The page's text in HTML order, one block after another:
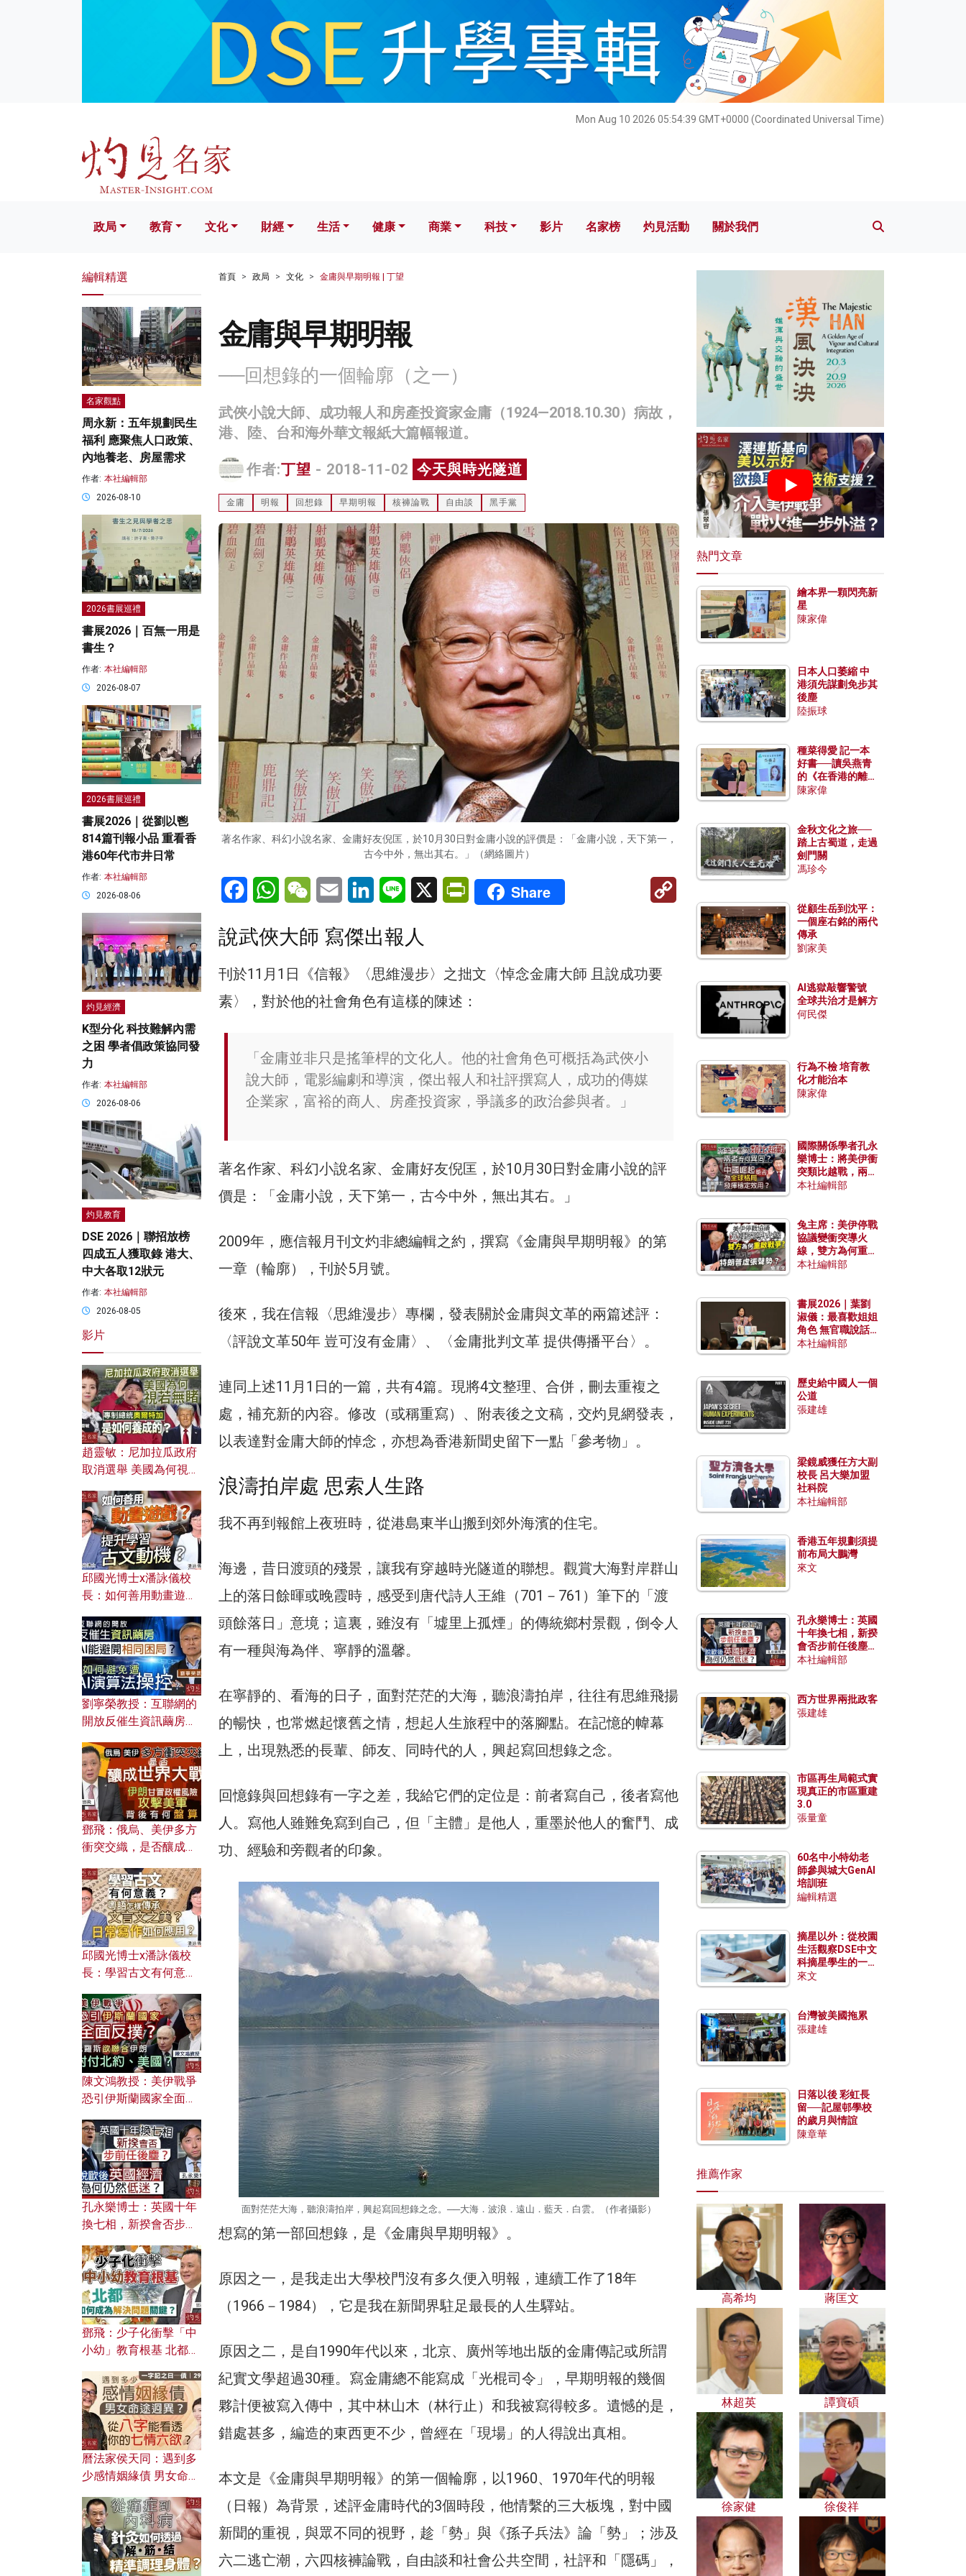
Mon Aug 10 2026 05:54:41 GMT+0000 (Coordinated Universal Time)
文化 財經 生活 健康 科技 影片 名家榜 灼見活動 關於我們
政局 教育 文化 財經 生活 健康 商業 科技 影片 名家榜 灼見活動 關於我們
首頁 政局 文化 金庸與早期明報 | 丁望
金庸與早期明報
──回想錄的一個輪廓（之一）
武俠小說大師、成功報人和房產投資家金庸（1924—2018.10.30）病故，
港、陸、台和海外華文報紙大篇幅報道。
作者:丁望 - 2018-11-02 今天與時光隧道
金庸 明報 回想錄 早期明報 核褲論戰 自由談 黑手黨
著名作家、科幻小說名家、金庸好友倪匡，於10月30日對金庸小說的評價是：「金庸小說，天下第一，
古今中外，無出其右。」（網絡圖片）
FacebookWhatsAppWeChatEmail LinkedInLine X PrintFriendly
Share
Copy
說武俠大師 寫傑出報人
刊於11月1日《信報》〈思維漫步〉之拙文〈悼念金庸大師 且說成功要
素〉，對於他的社會角色有這樣的陳述：
「金庸並非只是搖筆桿的文化人。他的社會角色可概括為武俠小
說大師，電影編劇和導演，傑出報人和社評撰寫人，成功的傳媒
企業家，富裕的商人、房產投資家，爭議多的政治參與者。」
著名作家、科幻小說名家、金庸好友倪匡，於10月30日對金庸小說的評
價是：「金庸小說，天下第一，古今中外，無出其右。」
2009年，應信報月刊文灼非總編輯之約，撰寫《金庸與早期明報》的第
一章（輪廓），刊於5月號。
後來，我在信報〈思維漫步〉專欄，發表關於金庸與文革的兩篇述評：
〈評說文革50年 豈可沒有金庸〉、〈金庸批判文革 提供傳播平台〉。
連同上述11月1日的一篇，共有4篇。現將4文整理、合併，刪去重複之
處，補充新的內容。修改（或稱重寫）、附表後之文稿，交灼見網發表，
以表達對金庸大師的悼念，亦想為香港新聞史留下一點「參考物」。
浪濤拍岸處 思索人生路
我不再到報館上夜班時，從港島東半山搬到郊外海濱的住宅。
海邊，昔日渡頭的殘景，讓我有穿越時光隧道的聯想。觀賞大海對岸群山
上的落日餘暉或晚霞時，感受到唐代詩人王維（701－761）筆下的「渡
頭餘落日」意境；這裏，雖沒有「墟里上孤煙」的傳統鄉村景觀，倒令人
有一種與海為伴、寧靜的溫馨。
在寧靜的、看海的日子，面對茫茫的大海，聽浪濤拍岸，往往有思維飛揚
的暢快，也常燃起懷舊之情，想起人生旅程中的落腳點。在記憶的幃幕
上，出現熟悉的長輩、師友、同時代的人，興起寫回想錄之念。
回憶錄與回想錄有一字之差，我給它們的定位是：前者寫自己，後者寫他
人。寫他人雖難免寫到自己，但「主體」是他人，重墨於他人的奮鬥、成
功、經驗和旁觀者的印象。
面對茫茫大海，聽浪濤拍岸，興起寫回想錄之念。──大海．波浪．遠山．藍天．白雲。（作者攝影）
想寫的第一部回想錄，是《金庸與早期明報》。
原因之一，是我走出大學校門沒有多久便入明報，連續工作了18年
（1966－1984），它是我在新聞界駐足最長的人生驛站。
原因之二，是自1990年代以來，北京、廣州等地出版的金庸傳記或所謂
紀實文學超過30種。寫金庸總不能寫成「光棍司令」，早期明報的幾個
夥計便被寫入傳中，其中林山木（林行止）和我被寫得較多。遺憾的是，
錯處甚多，編造的東西更不少，曾經在「現場」的人得說出真相。
本文是《金庸與早期明報》的第一個輪廓，以1960、1970年代的明報
（日報）為背景，述評金庸時代的3個時段，他情繫的三大板塊，對中國
新聞的重視，與眾不同的視野，趁「勢」與《孫子兵法》論「勢」；涉及
六二逃亡潮，六四核褲論戰，自由談和社會公共空間，社評和「隱碼」，
編輯精選
名家觀點
周永新：五年規劃民生
福利 應聚焦人口政策、
內地養老、房屋需求
作者: 本社編輯部
2026-08-10
2026書展巡禮
書展2026｜百無一用是
書生？
作者: 本社編輯部
2026-08-07
2026書展巡禮
書展2026｜從劉以鬯
814篇刊報小品 重看香
港60年代市井日常
作者: 本社編輯部
2026-08-06
灼見經濟
K型分化 科技難解內需
之困 學者倡政策協同發
力
作者: 本社編輯部
2026-08-06
灼見教育
DSE 2026｜聯招放榜
四成五人獲取錄 港大、
中大各取12狀元
作者: 本社編輯部
2026-08-05
影片
趙靈敏：尼加拉瓜政府
取消選舉 美國為何視若
加是如何養成的？
邱國光博士x潘詠儀校
長：如何善用動畫遊戲
劉寧榮教授：互聯網的
開放反催生資訊繭房，
何避免遭AI演算法操
控？
鄧飛：俄烏、美伊多方
衝突交織，是否釀成世
風險攻擊美軍，背後有
何盤算？
邱國光博士x潘詠儀校
長：學習古文有何意
文之美？ 日常寫作如何
應用？
陳文鴻教授：美伊戰爭
恐引伊斯蘭國家全面反
對付北約美國？
孔永樂博士：英國十年
換七相，新揆會否步前
濟為何仍然低迷？
鄧飛：少子化衝擊「中
小幼」教育根基 北都如
曆法家侯天同：遇到多
少感情姻緣債 男女命途
的七情六欲？
熱門文章
繪本界一顆閃亮新
星
陳家偉
日本人口萎縮 中
港須先謀劃免步其
後塵
陸振球
種菜得愛 記一本
好書──讀吳燕青
的《在香港的離島
種菜》
陳家偉
金秋文化之旅──
踏上古蜀道，走過
劍門關
馮珍今
從顧生岳到沈平：
一個座右銘的兩代
傳承
劉家美
AI逃獄敲響警號
全球共治才是解方
何民傑
行為不檢 培育教
化才能治本
陳家偉
國際關係學者孔永
樂博士：將美伊衝
突類比越戰，兩者
有何異同？中國崛
本社編輯部
兔主席：美伊停戰
協議變衝突導火
線，雙方為何重啟
戰爭？伊朗一早洞
本社編輯部
書展2026｜葉劉
淑儀：最喜歡姐姐
角色 無官職說話
包袱少
本社編輯部
歷史給中國人一個
公道
張建雄
梁鏡威獲任方大副
校長 呂大樂加盟
社科院
本社編輯部
香港五年規劃須提
前布局大鵬灣
來文
孔永樂博士：英國
十年換七相，新揆
會否步前任後塵？
脫歐後英國經濟為
本社編輯部
西方世界兩批政客
張建雄
市區再生局範式實
現真正的市區重建
3.0
張量童
60名中小特幼老
師參與城大GenAI
培訓班
編輯精選
摘星以外：從校園
生活觀察DSE中文
科摘星學生的一點
特質
來文
台灣被美國拖累
張建雄
日落以後 彩虹長
留──記屋邨學校
的歲月與情誼
陳章華
推薦作家
高希均 蔣匡文
林超英 譚寶碩
徐家健 徐俊祥